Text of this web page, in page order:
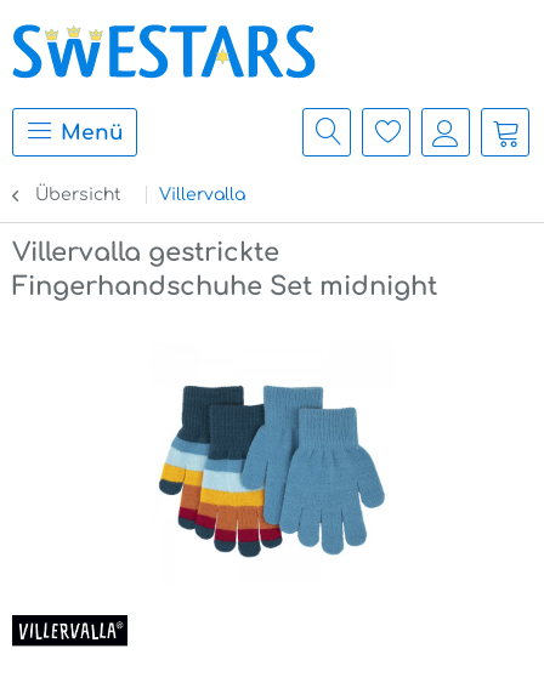
Menü
Übersicht Villervalla
Villervalla gestrickte
Fingerhandschuhe Set midnight